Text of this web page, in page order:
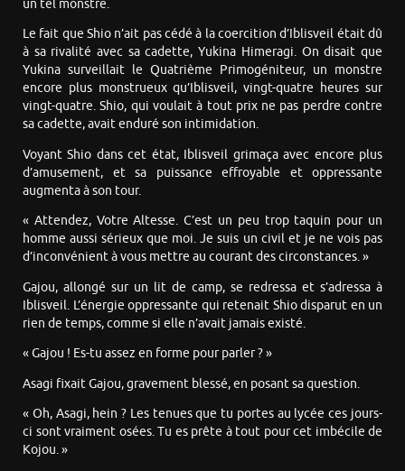
un tel monstre.
Le fait que Shio n’ait pas cédé à la coercition d’Iblisveil était dû
à sa rivalité avec sa cadette, Yukina Himeragi. On disait que
Yukina surveillait le Quatrième Primogéniteur, un monstre
encore plus monstrueux qu’Iblisveil, vingt-quatre heures sur
vingt-quatre. Shio, qui voulait à tout prix ne pas perdre contre
sa cadette, avait enduré son intimidation.
Voyant Shio dans cet état, Iblisveil grimaça avec encore plus
d’amusement, et sa puissance effroyable et oppressante
augmenta à son tour.
« Attendez, Votre Altesse. C’est un peu trop taquin pour un
homme aussi sérieux que moi. Je suis un civil et je ne vois pas
d’inconvénient à vous mettre au courant des circonstances. »
Gajou, allongé sur un lit de camp, se redressa et s’adressa à
Iblisveil. L’énergie oppressante qui retenait Shio disparut en un
rien de temps, comme si elle n’avait jamais existé.
« Gajou ! Es-tu assez en forme pour parler ? »
Asagi fixait Gajou, gravement blessé, en posant sa question.
« Oh, Asagi, hein ? Les tenues que tu portes au lycée ces jours-
ci sont vraiment osées. Tu es prête à tout pour cet imbécile de
Kojou. »